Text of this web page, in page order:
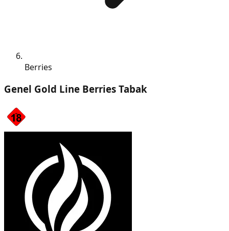
Berries
Genel Gold Line Berries Tabak